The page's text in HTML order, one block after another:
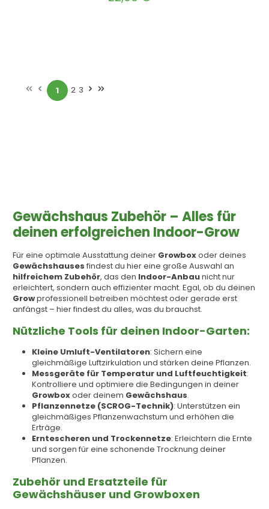
Seite
1 Seite
2 Seite
3
Gewächshaus Zubehör – Alles für
deinen erfolgreichen Indoor-Grow
Für eine optimale Ausstattung deiner Growboxoder deines
Gewächshauses findest du hier eine große Auswahl an
hilfreichem Zubehör, das den Indoor-Anbaunicht nur
erleichtert, sondern auch effizienter macht. Egal, ob du deinen
Growprofessionell betreiben möchtest oder gerade erst
anfängst – hier findest du alles, was du brauchst.
Nützliche Tools für deinen Indoor-Garten:
Kleine Umluft-Ventilatoren: Sichern eine
gleichmäßige Luftzirkulation und stärken deine Pflanzen.
Messgeräte für Temperatur und Luftfeuchtigkeit:
Kontrolliere und optimiere die Bedingungen in deiner
Growboxoder deinem Gewächshaus.
Pflanzennetze (SCROG-Technik): Unterstützen ein
gleichmäßiges Pflanzenwachstum und erhöhen die
Erträge.
Erntescheren und Trockennetze: Erleichtern die Ernte
und sorgen für eine schonende Trocknung deiner
Pflanzen.
Zubehör und Ersatzteile für
Gewächshäuser und Growboxen